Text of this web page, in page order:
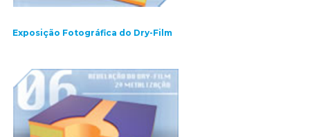
Exposição Fotográfica do Dry-Film